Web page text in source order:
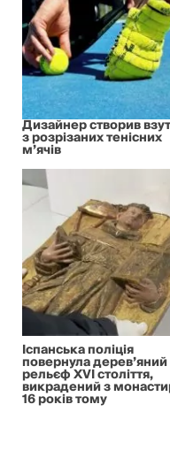
Дизайнер створив
з розрізаних тенісних
м’ячів
Іспанська поліція
повернула дерев’яний
рельєф XVI століття,
викрадений з
16 років тому